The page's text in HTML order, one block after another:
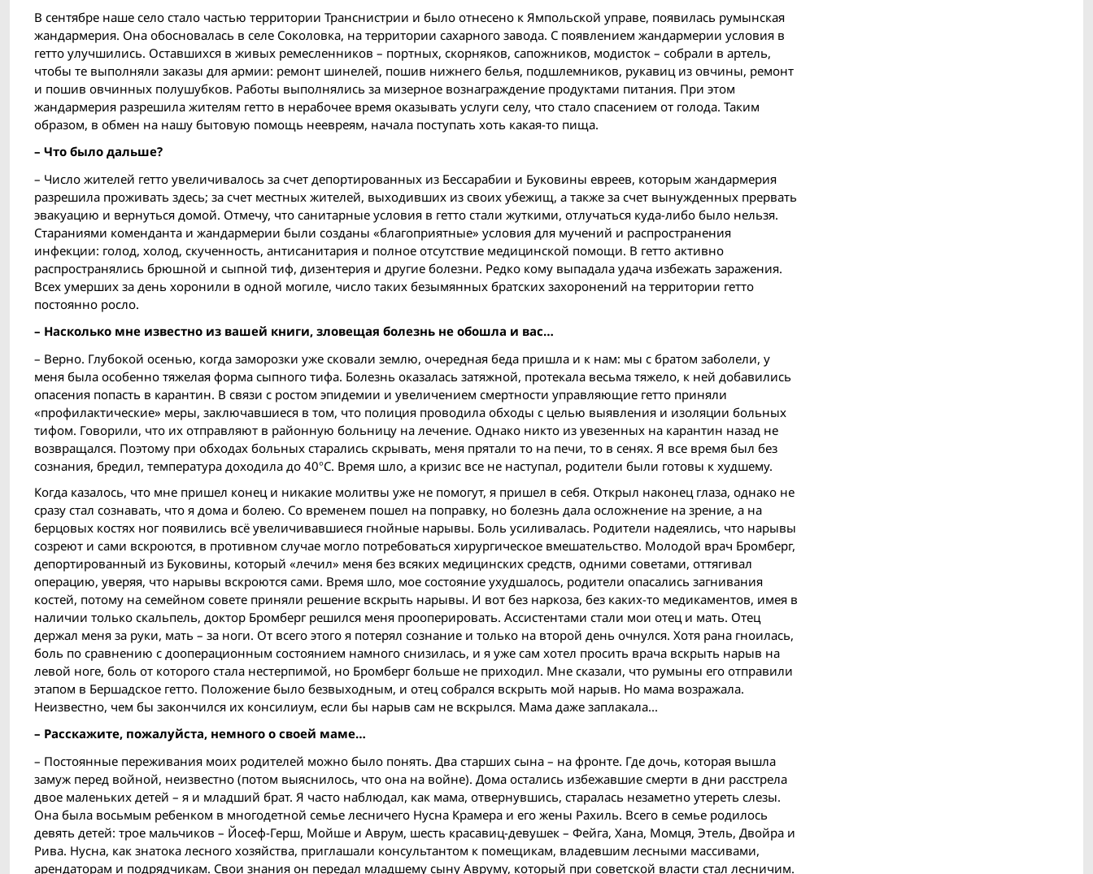
В сентябре наше село стало частью территории Транснистрии и было отнесено к Ямпольской управе, появилась румынская
жандармерия. Она обосновалась в селе Соколовка, на территории сахарного завода. С появлением жандармерии условия в
гетто улучшились. Оставшихся в живых ремесленников – портных, скорняков, сапожников, модисток – собрали в артель,
чтобы те выполняли заказы для армии: ремонт шинелей, пошив нижнего белья, подшлемников, рукавиц из овчины, ремонт
и пошив овчинных полушубков. Работы выполнялись за мизерное вознаграждение продуктами питания. При этом
жандармерия разрешила жителям гетто в нерабочее время оказывать услуги селу, что стало спасением от голода. Таким
образом, в обмен на нашу бытовую помощь неевреям, начала поступать хоть какая-то пища.
– Что было дальше?
– Число жителей гетто увеличивалось за счет депортированных из Бессарабии и Буковины евреев, которым жандармерия
разрешила проживать здесь; за счет местных жителей, выходивших из своих убежищ, а также за счет вынужденных прервать
эвакуацию и вернуться домой. Отмечу, что санитарные условия в гетто стали жуткими, отлучаться куда-либо было нельзя.
Стараниями коменданта и жандармерии были созданы «благоприятные» условия для мучений и распространения
инфекции: голод, холод, скученность, антисанитария и полное отсутствие медицинской помощи. В гетто активно
распространялись брюшной и сыпной тиф, дизентерия и другие болезни. Редко кому выпадала удача избежать заражения.
Всех умерших за день хоронили в одной могиле, число таких безымянных братских захоронений на территории гетто
постоянно росло.
– Насколько мне известно из вашей книги, зловещая болезнь не обошла и вас…
– Верно. Глубокой осенью, когда заморозки уже сковали землю, очередная беда пришла и к нам: мы с братом заболели, у
меня была особенно тяжелая форма сыпного тифа. Болезнь оказалась затяжной, протекала весьма тяжело, к ней добавились
опасения попасть в карантин. В связи с ростом эпидемии и увеличением смертности управляющие гетто приняли
«профилактические» меры, заключавшиеся в том, что полиция проводила обходы с целью выявления и изоляции больных
тифом. Говорили, что их отправляют в районную больницу на лечение. Однако никто из увезенных на карантин назад не
возвращался. Поэтому при обходах больных старались скрывать, меня прятали то на печи, то в сенях. Я все время был без
сознания, бредил, температура доходила до 40°C. Время шло, а кризис все не наступал, родители были готовы к худшему.
Когда казалось, что мне пришел конец и никакие молитвы уже не помогут, я пришел в себя. Открыл наконец глаза, однако не
сразу стал сознавать, что я дома и болею. Со временем пошел на поправку, но болезнь дала осложнение на зрение, а на
берцовых костях ног появились всё увеличивавшиеся гнойные нарывы. Боль усиливалась. Родители надеялись, что нарывы
созреют и сами вскроются, в противном случае могло потребоваться хирургическое вмешательство. Молодой врач Бромберг,
депортированный из Буковины, который «лечил» меня без всяких медицинских средств, одними советами, оттягивал
операцию, уверяя, что нарывы вскроются сами. Время шло, мое состояние ухудшалось, родители опасались загнивания
костей, потому на семейном совете приняли решение вскрыть нарывы. И вот без наркоза, без каких-то медикаментов, имея в
наличии только скальпель, доктор Бромберг решился меня прооперировать. Ассистентами стали мои отец и мать. Отец
держал меня за руки, мать – за ноги. От всего этого я потерял сознание и только на второй день очнулся. Хотя рана гноилась,
боль по сравнению с дооперационным состоянием намного снизилась, и я уже сам хотел просить врача вскрыть нарыв на
левой ноге, боль от которого стала нестерпимой, но Бромберг больше не приходил. Мне сказали, что румыны его отправили
этапом в Бершадское гетто. Положение было безвыходным, и отец собрался вскрыть мой нарыв. Но мама возражала.
Неизвестно, чем бы закончился их консилиум, если бы нарыв сам не вскрылся. Мама даже заплакала...
– Расскажите, пожалуйста, немного о своей маме…
– Постоянные переживания моих родителей можно было понять. Два старших сына – на фронте. Где дочь, которая вышла
замуж перед вой­ной, неизвестно (потом выяснилось, что она на вой­не). Дома остались избежавшие смерти в дни расстрела
двое маленьких детей – я и младший брат. Я часто наблюдал, как мама, отвернувшись, старалась незаметно утереть слезы.
Она была восьмым ребенком в многодетной семье лесничего Нусна Крамера и его жены Рахиль. Всего в семье родилось
девять детей: трое мальчиков – Йосеф-Герш, Мойше и Аврум, шесть красавиц-девушек – Фейга, Хана, Момця, Этель, Двойра и
Рива. Нусна, как знатока лесного хозяйства, приглашали консультантом к помещикам, владевшим лесными массивами,
арендаторам и подрядчикам. Свои знания он передал младшему сыну Авруму, который при советской власти стал лесничим.